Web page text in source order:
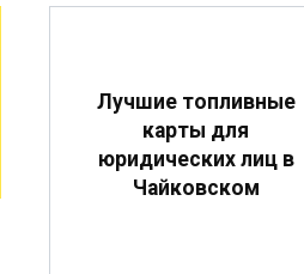
Лучшие топливные
карты для
юридических лиц в
Чайковском